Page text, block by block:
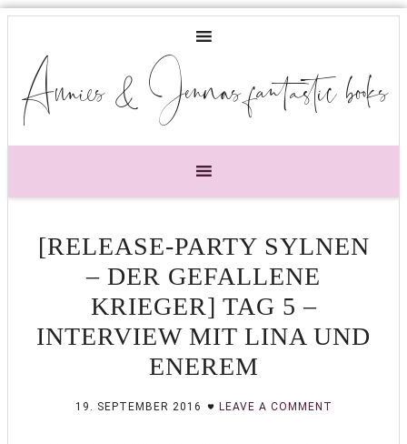
Annies & Jennas fantastic books
[RELEASE-PARTY SYLNEN
– DER GEFALLENE
KRIEGER] TAG 5 –
INTERVIEW MIT LINA UND
ENEREM
19. SEPTEMBER 2016 LEAVE A COMMENT